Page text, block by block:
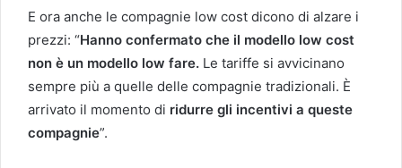
E ora anche le compagnie low cost dicono di alzare i
prezzi: “Hanno confermato che il modello low cost
non è un modello low fare. Le tariffe si avvicinano
sempre più a quelle delle compagnie tradizionali. È
arrivato il momento di ridurre gli incentivi a queste
compagnie”.